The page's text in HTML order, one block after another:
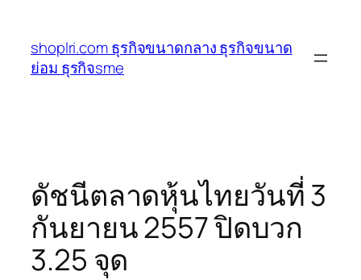
เนื้อหา
shoplri.com ธุรกิจขนาดกลาง ธุรกิจขนาด
ย่อม ธุรกิจsme
ดัชนีตลาดหุ้นไทยวันที่ 3
กันยายน 2557 ปิดบวก
3.25 จุด